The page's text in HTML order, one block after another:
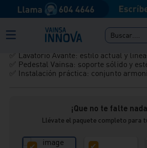
Buscar....
Vainsa, ideal para baños modernos
completo y funcionalidad superior.
✅ Inodoro One Piece Ibiza: forma
✅ Lavatorio Avante: estilo actual y
✅ Pedestal Vainsa: soporte sólido y
✅ Instalación práctica: conjunto
¡Que no te falte
Llévate el paquete completo para